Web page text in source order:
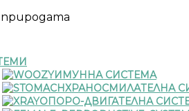
природата
ИМУННА СИСТЕМА
ХРАНОСМИЛАТЕЛНА
ОПОРО-ДВИГАТЕЛНА